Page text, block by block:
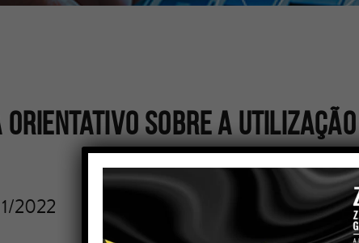
orientativo sobre a utilização
2022